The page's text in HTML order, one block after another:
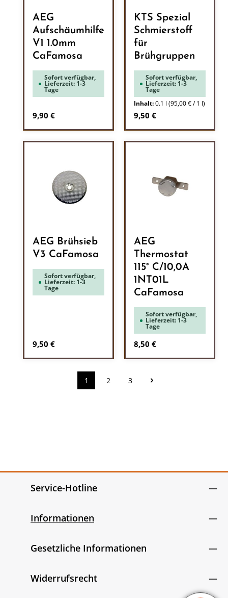
AEG
Aufschäumhilfe
V1 1.0mm
CaFamosa
Sofort verfügbar,
Lieferzeit: 1-3
Tage
Regulärer Preis:
9,90 €
KTS Spezial
Schmierstoff
für
Brühgruppen
Sofort verfügbar,
Lieferzeit: 1-3
Tage
Inhalt:0.1 l (95,00 € / 1 l)
Regulärer Preis:
9,50 €
AEG Brühsieb
V3 CaFamosa
Sofort verfügbar,
Lieferzeit: 1-3
Tage
Regulärer Preis:
9,50 €
AEG
Thermostat
115° C/10,0A
1NT01L
CaFamosa
Sofort verfügbar,
Lieferzeit: 1-3
Tage
Regulärer Preis:
8,50 €
Seite
1 Seite
2 Seite
3
Service-Hotline
Informationen
Gesetzliche Informationen
Widerrufsrecht